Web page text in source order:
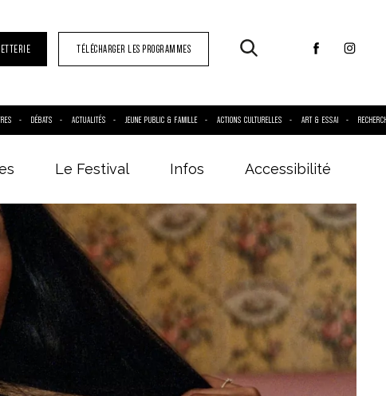
TÉLÉCHARGER LES PROGRAMMES
DÉBATS ACTUALITÉS JEUNE PUBLIC & FAMILLE ACTIONS CULTURELLES ART & ESSAI
Le Festival Infos Accessibilité